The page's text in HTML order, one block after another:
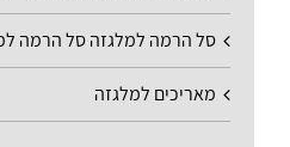
סל הרמה למלגזה סל הרמה
מאריכים למלגזה